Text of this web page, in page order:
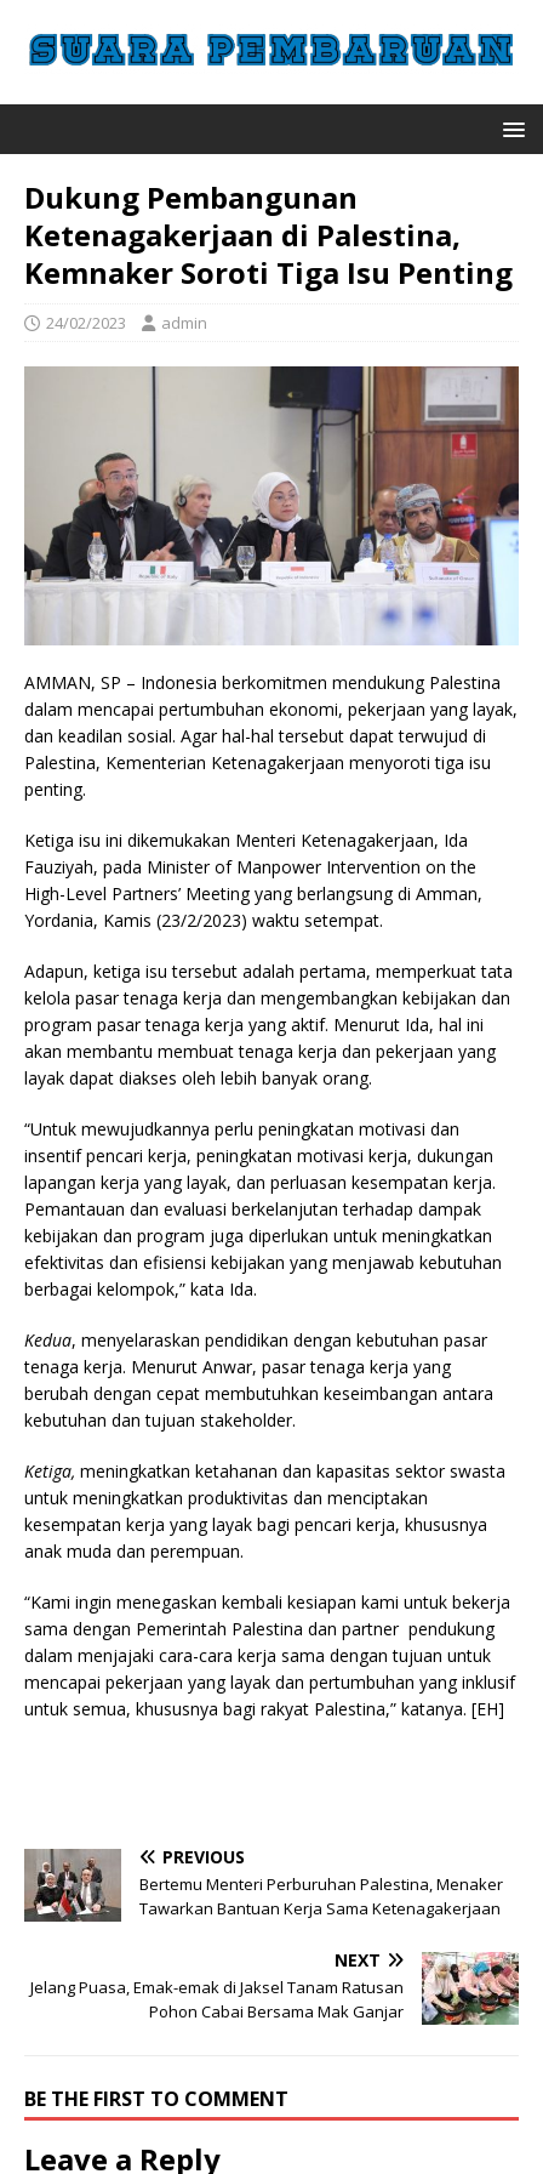
Dukung Pembangunan
Ketenagakerjaan di Palestina,
Kemnaker Soroti Tiga Isu Penting
24/02/2023 admin
AMMAN, SP – Indonesia berkomitmen mendukung Palestina
dalam mencapai pertumbuhan ekonomi, pekerjaan yang layak,
dan keadilan sosial. Agar hal-hal tersebut dapat terwujud di
Palestina, Kementerian Ketenagakerjaan menyoroti tiga isu
penting.
Ketiga isu ini dikemukakan Menteri Ketenagakerjaan, Ida
Fauziyah, pada Minister of Manpower Intervention on the
High-Level Partners’ Meeting yang berlangsung di Amman,
Yordania, Kamis (23/2/2023) waktu setempat.
Adapun, ketiga isu tersebut adalah pertama, memperkuat tata
kelola pasar tenaga kerja dan mengembangkan kebijakan dan
program pasar tenaga kerja yang aktif. Menurut Ida, hal ini
akan membantu membuat tenaga kerja dan pekerjaan yang
layak dapat diakses oleh lebih banyak orang.
“Untuk mewujudkannya perlu peningkatan motivasi dan
insentif pencari kerja, peningkatan motivasi kerja, dukungan
lapangan kerja yang layak, dan perluasan kesempatan kerja.
Pemantauan dan evaluasi berkelanjutan terhadap dampak
kebijakan dan program juga diperlukan untuk meningkatkan
efektivitas dan efisiensi kebijakan yang menjawab kebutuhan
berbagai kelompok,” kata Ida.
Kedua, menyelaraskan pendidikan dengan kebutuhan pasar
tenaga kerja. Menurut Anwar, pasar tenaga kerja yang
berubah dengan cepat membutuhkan keseimbangan antara
kebutuhan dan tujuan stakeholder.
Ketiga, meningkatkan ketahanan dan kapasitas sektor swasta
untuk meningkatkan produktivitas dan menciptakan
kesempatan kerja yang layak bagi pencari kerja, khususnya
anak muda dan perempuan.
“Kami ingin menegaskan kembali kesiapan kami untuk bekerja
sama dengan Pemerintah Palestina dan partner pendukung
dalam menjajaki cara-cara kerja sama dengan tujuan untuk
mencapai pekerjaan yang layak dan pertumbuhan yang inklusif
untuk semua, khususnya bagi rakyat Palestina,” katanya. [EH]
PREVIOUS
Bertemu Menteri Perburuhan Palestina, Menaker
Tawarkan Bantuan Kerja Sama Ketenagakerjaan
NEXT
Jelang Puasa, Emak-emak di Jaksel Tanam Ratusan
Pohon Cabai Bersama Mak Ganjar
BE THE FIRST TO COMMENT
Leave a Reply